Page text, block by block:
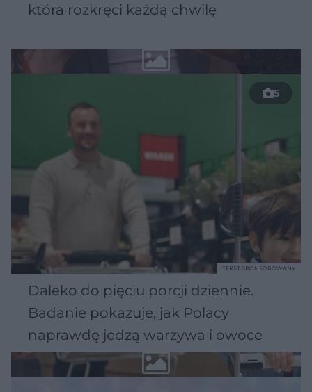
która rozkręci każdą chwilę
5
Daleko do pięciu porcji dziennie.
Badanie pokazuje, jak Polacy
naprawdę jedzą warzywa i owoce
TEKST SPONSOROWANY